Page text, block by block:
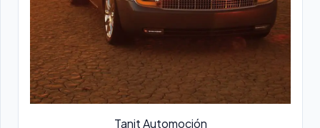
Tanit Automoción